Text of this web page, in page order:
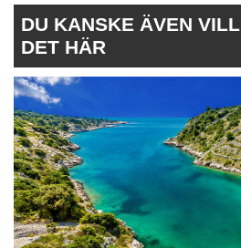
DU KANSKE ÄVEN
DET HÄR